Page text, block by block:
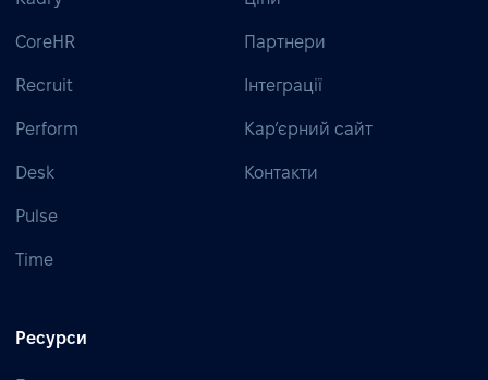
CoreHR
Recruit
Perform
Desk
Pulse
Time
Партнери
Інтеграції
Кар’єрний сайт
Контакти
Ресурси